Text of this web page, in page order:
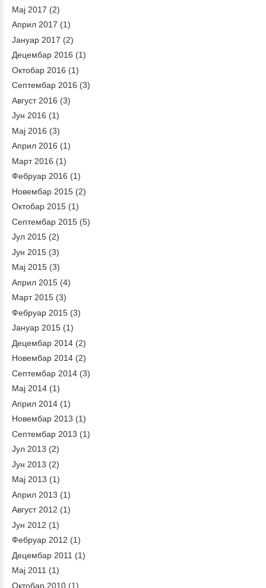
Мај 2017 (2)
Април 2017 (1)
Јануар 2017 (2)
Децембар 2016 (1)
Октобар 2016 (1)
Септембар 2016 (3)
Август 2016 (3)
Јун 2016 (1)
Мај 2016 (3)
Април 2016 (1)
Март 2016 (1)
Фебруар 2016 (1)
Новембар 2015 (2)
Октобар 2015 (1)
Септембар 2015 (5)
Јул 2015 (2)
Јун 2015 (3)
Мај 2015 (3)
Април 2015 (4)
Март 2015 (3)
Фебруар 2015 (3)
Јануар 2015 (1)
Децембар 2014 (2)
Новембар 2014 (2)
Септембар 2014 (3)
Мај 2014 (1)
Април 2014 (1)
Новембар 2013 (1)
Септембар 2013 (1)
Јул 2013 (2)
Јун 2013 (2)
Мај 2013 (1)
Април 2013 (1)
Август 2012 (1)
Јун 2012 (1)
Фебруар 2012 (1)
Децембар 2011 (1)
Мај 2011 (1)
Октобар 2010 (1)